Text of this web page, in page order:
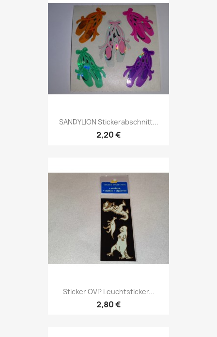
SANDYLION Stickerabschnitt...
2,20 €
Sticker OVP Leuchtsticker...
2,80 €